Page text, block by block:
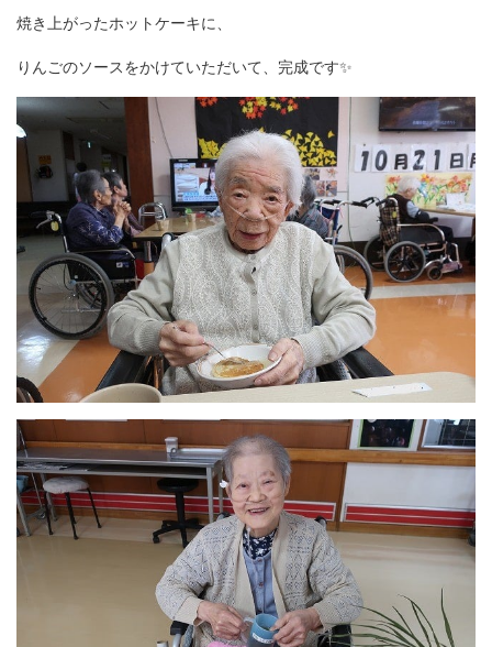
焼き上がったホットケーキに、
りんごのソースをかけていただいて、完成です✨